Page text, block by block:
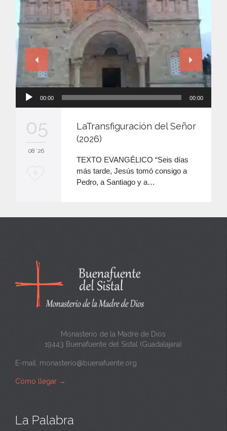
00:00 00:00
05
08 '26
M
n
a
0
LaTransfiguración del Señor
(2026)
TEXTO EVANGÉLICO “Seis días
más tarde, Jesús tomó consigo a
Pedro, a Santiago y a…
Monasterio de la Madre de Dios
19443 Buenafuente del Sistal (Guadalajara)
E-mail: monasterio@buenafuente.org
Cómo llegar →
La Palabra